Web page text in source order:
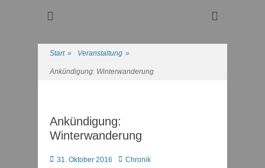
Wassersport-Verein
Regattasport und Wasserwandern - Freizeit mit der ganzen
Start » Veranstaltung »
Ankündigung: Winterwanderung
Ankündigung:
Winterwanderung
Posted
31. Oktober 2016 AutorChronik